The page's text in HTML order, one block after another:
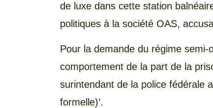
de luxe dans cette station
politiques à la société OAS,
Pour la demande du régime semi-
comportement de la part de la
surintendant de la police fédérale
formelle)’.